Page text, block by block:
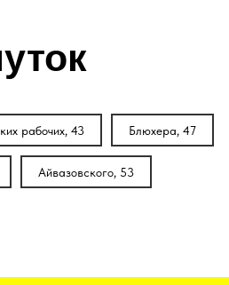
рабочих, 43 Блюхера, 47
Айвазовского, 53